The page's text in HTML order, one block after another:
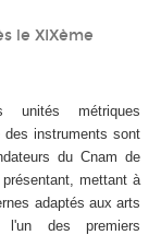
le XIXème
unités métriques
des instruments sont
du Cnam de
mettant à
adaptés aux arts
des premiers